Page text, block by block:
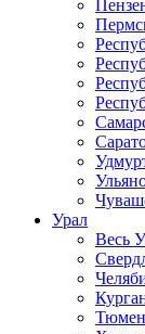
Урал
Весь